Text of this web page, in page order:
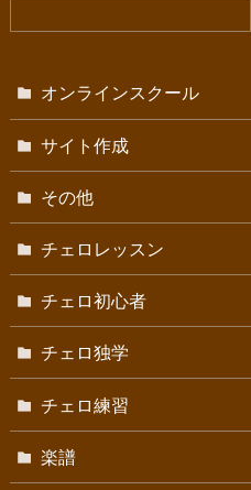
オンラインスクール
サイト作成
その他
チェロレッスン
チェロ初心者
チェロ独学
チェロ練習
楽譜